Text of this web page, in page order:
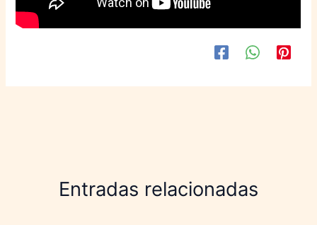
Entradas relacionadas